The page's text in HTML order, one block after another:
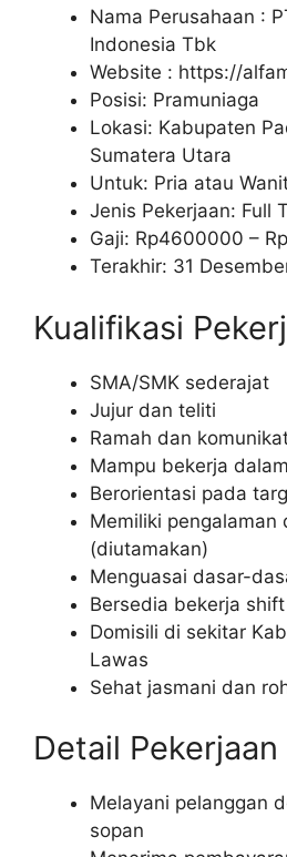
Nama Perusahaan :
Indonesia Tbk
Website : https://
Posisi: Pramuniaga
Lokasi: Kabupaten
Sumatera Utara
Untuk: Pria atau
Jenis Pekerjaan: Full
Gaji: Rp4600000 – Rp
Terakhir: 31
Kualifikasi
SMA/SMK sederajat
Jujur dan teliti
Ramah dan
Mampu bekerja
Berorientasi pada
Memiliki pengalaman
(diutamakan)
Menguasai dasar-
Bersedia bekerja shift
Domisili di sekitar
Lawas
Sehat jasmani dan
Detail Pekerjaan
Melayani pelanggan
sopan